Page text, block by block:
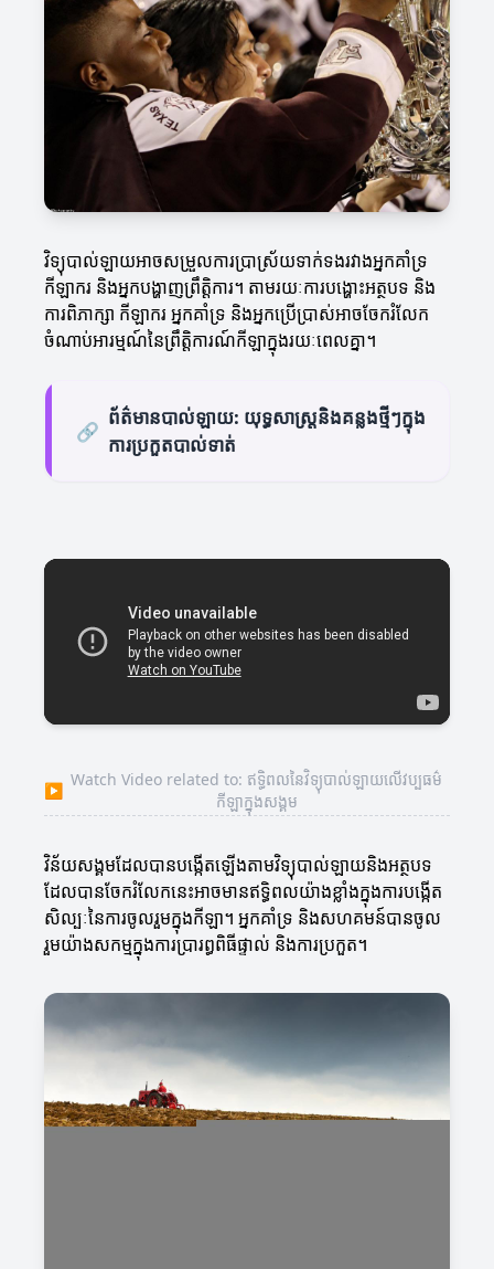
វិទ្យុបាល់ឡាយអាចសម្រួលការប្រាស្រ័យទាក់ទងរវាងអ្នកគាំទ្រ
កីឡាករ និងអ្នកបង្ហាញព្រឹត្តិការ។ តាមរយៈការបង្ហោះអត្ថបទ និង
ការពិភាក្សា កីឡាករ អ្នកគាំទ្រ និងអ្នកប្រើប្រាស់អាចចែករំលែក
ចំណាប់អារម្មណ៍នៃព្រឹត្តិការណ៍កីឡាក្នុងរយៈពេលគ្នា។
🔗
ព័ត៌មានបាល់ឡាយ: យុទ្ធសាស្ត្រនិងគន្លងថ្មីៗក្នុង
ការប្រកួតបាល់ទាត់
▶
Watch Video related to: ឥទ្ធិពលនៃវិទ្យុបាល់ឡាយលើវប្បធម៌
កីឡាក្នុងសង្គម
វិន័យសង្គមដែលបានបង្កើតឡើងតាមវិទ្យុបាល់ឡាយនិងអត្ថបទ
ដែលបានចែករំលែកនេះអាចមានឥទ្ធិពលយ៉ាងខ្លាំងក្នុងការបង្កើត
សិល្បៈនៃការចូលរួមក្នុងកីឡា។ អ្នកគាំទ្រ និងសហគមន៍បានចូល
រួមយ៉ាងសកម្មក្នុងការប្រារព្ធពិធីផ្ទាល់ និងការប្រកួត។